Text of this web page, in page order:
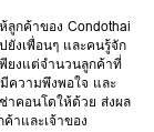
กค้าของ Condothai
งเพื่อนๆ และคนรู้จัก
พียงแต่จำนวนลูกค้าที่
ความพึงพอใจ และ
าคอนโดให้ด้วย ส่งผล
าและเจ้าของ